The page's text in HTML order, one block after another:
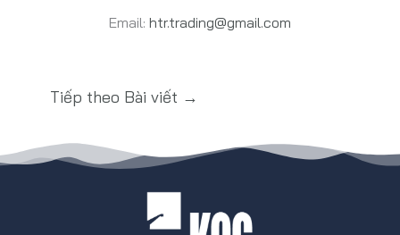
Email: htr.trading@gmail.com
Tiếp theo Bài viết →